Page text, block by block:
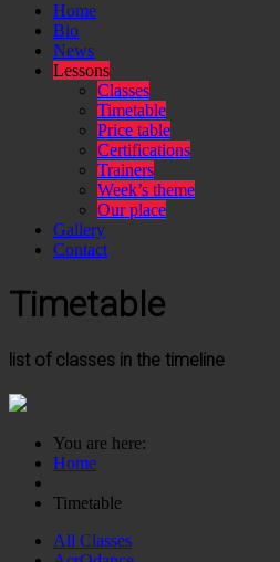
Home
Bio
News
Lessons
Classes
Timetable
Price table
Certifications
Trainers
Week’s theme
Our place
Gallery
Contact
Timetable
list of classes in the timeline
You are here:
Home
Timetable
All Classes